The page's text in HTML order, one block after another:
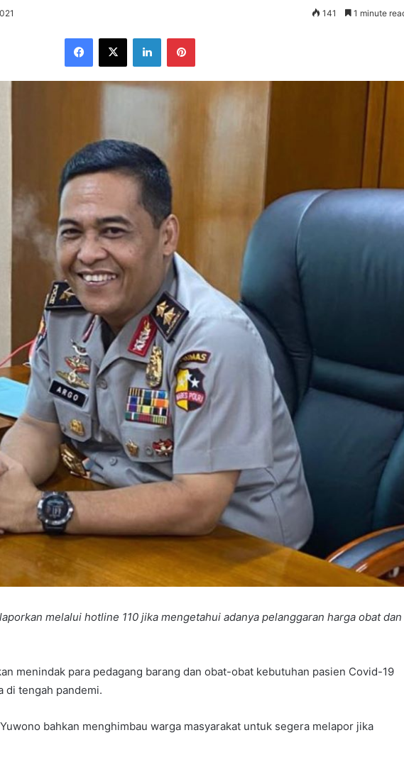
141 1 minute
Facebook
X LinkedInPinterest
melalui hotline 110 jika mengetahui adanya pelanggaran harga obat dan
menindak para pedagang barang dan obat-obat kebutuhan pasien Covid-19
di tengah pandemi.
bahkan menghimbau warga masyarakat untuk segera melapor jika